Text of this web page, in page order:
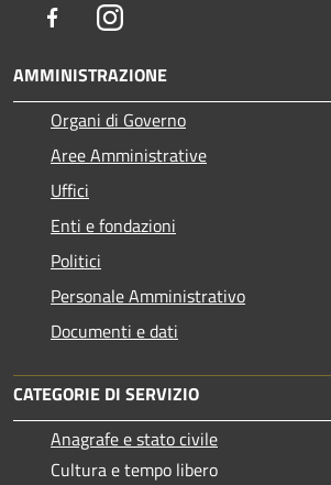
FacebookInstagram
AMMINISTRAZIONE
Organi di Governo
Aree Amministrative
Uffici
Enti e fondazioni
Politici
Personale Amministrativo
Documenti e dati
CATEGORIE DI SERVIZIO
Anagrafe e stato civile
Cultura e tempo libero